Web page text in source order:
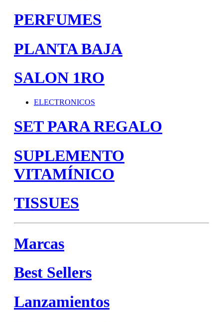
PERFUMES
PLANTA BAJA
SALON 1RO
ELECTRONICOS
SET PARA REGALO
SUPLEMENTO
VITAMÍNICO
TISSUES
Marcas
Best Sellers
Lanzamientos